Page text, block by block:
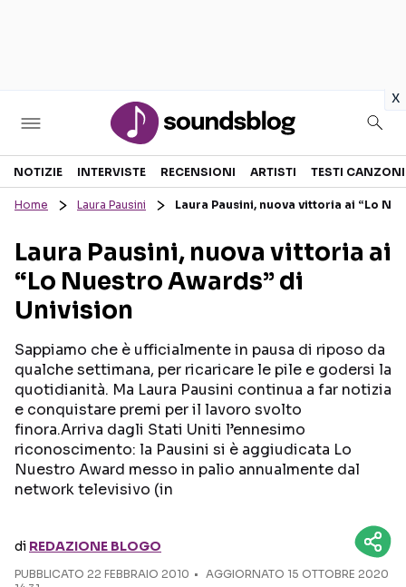
x
Sezioni
RECENSIONI MUSICALI
INTERVISTE
GOSSIP E CURIOSITÀ
TESTI CANZONI
TOUR ED EVENTI
Seguici sui social
NOTIZIE INTERVISTE RECENSIONI ARTISTI TESTI CANZONI
Home Laura Pausini Laura Pausini, nuova vittoria ai “Lo
Laura Pausini, nuova vittoria ai
“Lo Nuestro Awards” di
Univision
Sappiamo che è ufficialmente in pausa di riposo da
qualche settimana, per ricaricare le pile e godersi la
quotidianità. Ma Laura Pausini continua a far notizia
e conquistare premi per il lavoro svolto
finora.Arriva dagli Stati Uniti l’ennesimo
riconoscimento: la Pausini si è aggiudicata Lo
Nuestro Award messo in palio annualmente dal
network televisivo (in
di REDAZIONE BLOGO
PUBBLICATO 22 FEBBRAIO 2010
AGGIORNATO 15 OTTOBRE 2020